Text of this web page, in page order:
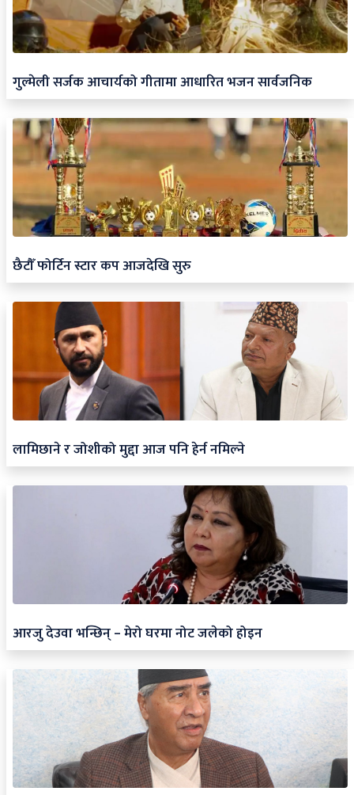
गुल्मेली सर्जक आचार्यको गीतामा आधारित भजन सार्वजनिक
छैटौँ फोर्टिन स्टार कप आजदेखि सुरु
लामिछाने र जोशीको मुद्दा आज पनि हेर्न नमिल्ने
आरजु देउवा भन्छिन् – मेरो घरमा नोट जलेको होइन